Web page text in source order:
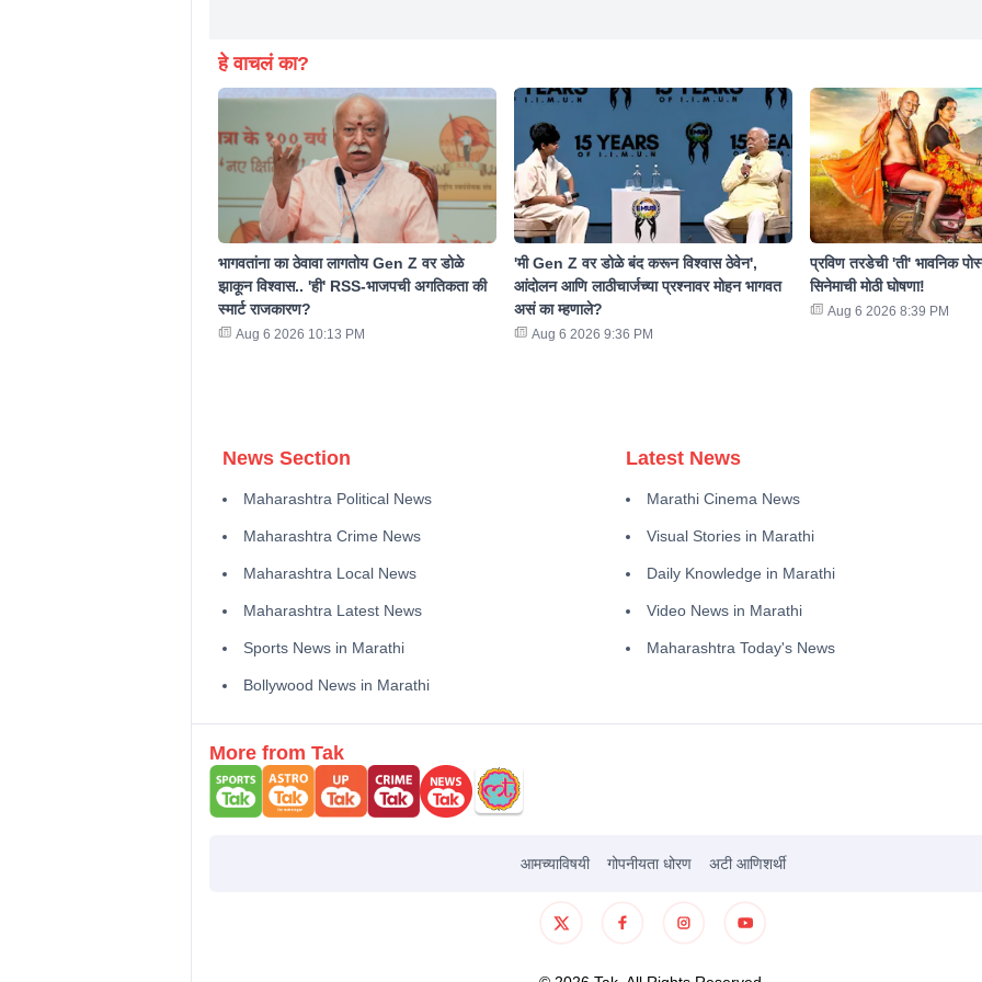
हे वाचलं का?
भागवतांना का ठेवावा लागतोय Gen Z वर डोळे
झाकून विश्वास.. 'ही' RSS-भाजपची अगतिकता की
स्मार्ट राजकारण?
Aug 6 2026 10:13 PM
'मी Gen Z वर डोळे बंद करून विश्वास ठेवेन',
आंदोलन आणि लाठीचार्जच्या प्रश्नावर मोहन भागवत
असं का म्हणाले?
Aug 6 2026 9:36 PM
प्रविण तरडेची 'ती' भावनिक
सिनेमाची मोठी घोषणा!
Aug 6 2026 8:39 PM
News Section
Maharashtra Political News
Maharashtra Crime News
Maharashtra Local News
Maharashtra Latest News
Sports News in Marathi
Bollywood News in Marathi
Latest News
Marathi Cinema News
Visual Stories in Marathi
Daily Knowledge in Marathi
Video News in Marathi
Maharashtra Today's News
More from Tak
आमच्याविषयी गोपनीयता धोरण अटी आणिशर्थी